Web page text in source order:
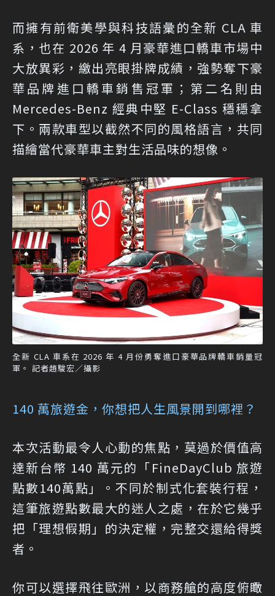
而擁有前衛美學與科技語彙的全新 CLA 車
系，也在 2026 年 4 月豪華進口轎車市場中
大放異彩，繳出亮眼掛牌成績，強勢奪下豪
華品牌進口轎車銷售冠軍；第二名則由
Mercedes-Benz 經典中堅 E-Class 穩穩拿
下。兩款車型以截然不同的風格語言，共同
描繪當代豪華車主對生活品味的想像。
全新 CLA 車系在 2026 年 4 月份勇奪進口豪華品牌轎車銷量冠
軍。 記者趙駿宏／攝影
140 萬旅遊金，你想把人生風景開到哪裡？
本次活動最令人心動的焦點，莫過於價值高
達新台幣 140 萬元的「FineDayClub 旅遊
點數140萬點」。不同於制式化套裝行程，
這筆旅遊點數最大的迷人之處，在於它幾乎
把「理想假期」的決定權，完整交還給得獎
者。
你可以選擇飛往歐洲，以商務艙的高度俯瞰